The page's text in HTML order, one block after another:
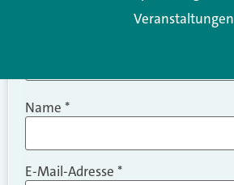
Name *
E-Mail-Adresse *
Veranstaltungen